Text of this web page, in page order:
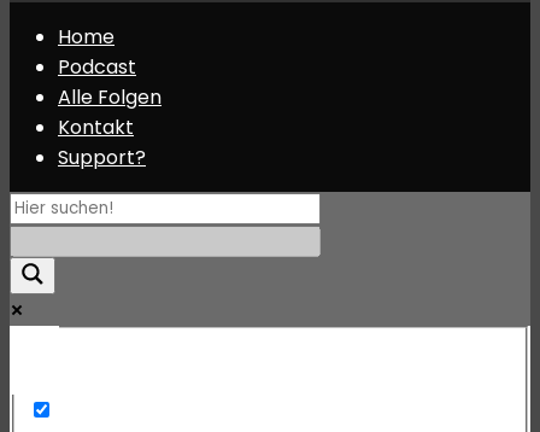
Home
Podcast
Alle Folgen
Kontakt
Support?